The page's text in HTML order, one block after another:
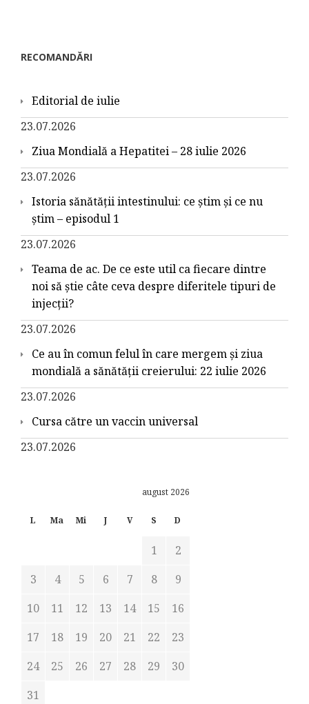
RECOMANDĂRI
Editorial de iulie
23.07.2026
Ziua Mondială a Hepatitei – 28 iulie 2026
23.07.2026
Istoria sănătății intestinului: ce știm și ce nu
știm – episodul 1
23.07.2026
Teama de ac. De ce este util ca fiecare dintre
noi să știe câte ceva despre diferitele tipuri de
injecții?
23.07.2026
Ce au în comun felul în care mergem și ziua
mondială a sănătății creierului: 22 iulie 2026
23.07.2026
Cursa către un vaccin universal
23.07.2026
august 2026
L Ma Mi J V S D
1
2
3
4 5 6 7 8
9
10
11 12 13 14 15
16
17
18 19 20 21 22
23
24
25 26 27 28 29
30
31